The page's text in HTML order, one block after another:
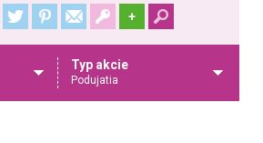
+
Typ akcie
Podujatia